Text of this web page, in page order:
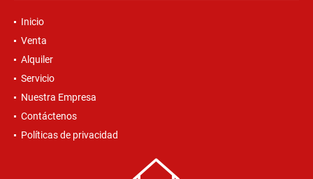
Inicio
Venta
Alquiler
Servicio
Nuestra Empresa
Contáctenos
Políticas de privacidad